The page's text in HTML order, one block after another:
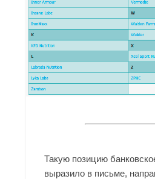
Такую позицию
выразило в письме,